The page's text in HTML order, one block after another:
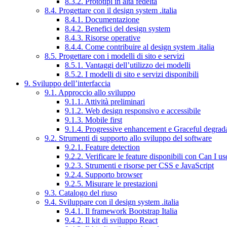
8.4. Progettare con il design system .italia
8.4.1. Documentazione
8.4.2. Benefici del design system
8.4.3. Risorse operative
8.4.4. Come contribuire al design system .italia
8.5. Progettare con i modelli di sito e servizi
8.5.1. Vantaggi dell’utilizzo dei modelli
8.5.2. I modelli di sito e servizi disponibili
9. Sviluppo dell’interfaccia
9.1. Approccio allo sviluppo
9.1.1. Attività preliminari
9.1.2. Web design responsivo e accessibile
9.1.3. Mobile first
9.1.4. Progressive enhancement e Graceful
9.2. Strumenti di supporto allo sviluppo del software
9.2.1. Feature detection
9.2.2. Verificare le feature disponibili con Can I
9.2.3. Strumenti e risorse per CSS e JavaScript
9.2.4. Supporto browser
9.2.5. Misurare le prestazioni
9.3. Catalogo del riuso
9.4. Sviluppare con il design system .italia
9.4.1. Il framework Bootstrap Italia
9.4.2. Il kit di sviluppo React